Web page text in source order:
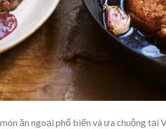
ăn ngoại phổ biến và ưa chuộng tại